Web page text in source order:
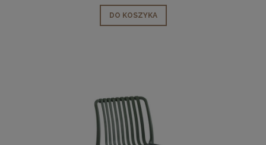
DO KOSZYKA